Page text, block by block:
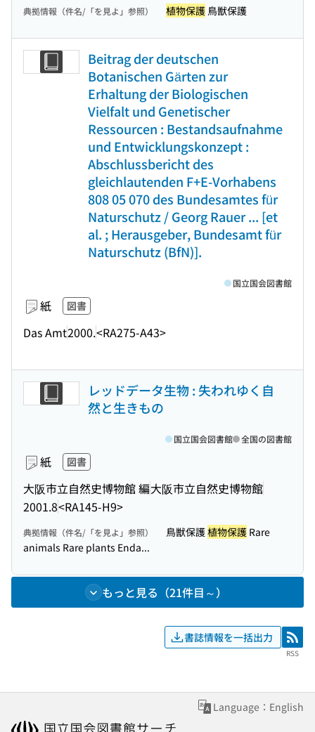
典拠情報（件名/「を見よ」参照） 植物保護 鳥獣保護
Beitrag der deutschen
Botanischen Gärten zur
Erhaltung der Biologischen
Vielfalt und Genetischer
Ressourcen : Bestandsaufnahme
und Entwicklungskonzept :
Abschlussbericht des
gleichlautenden F+E-Vorhabens
808 05 070 des Bundesamtes für
Naturschutz / Georg Rauer ... [et
al. ; Herausgeber, Bundesamt für
Naturschutz (BfN)].
紙 図書
Das Amt2000.<RA275-A43>
国立国会図書館
レッドデータ生物 : 失われゆく自
然と生きもの
紙 図書
大阪市立自然史博物館 編大阪市立自然史博物館
2001.8<RA145-H9>
国立国会図書館 全国の図書館
典拠情報（件名/「を見よ」参照） 鳥獣保護植物保護 Rare
animals Rare plants Enda...
もっと見る（21件目～）
書誌情報を一括出力 RSS
RSS
Language：English